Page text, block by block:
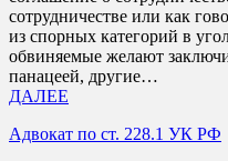
сотрудничестве или как
из спорных категорий в
обвиняемые желают
панацеей, другие…
ДАЛЕЕ
Адвокат по ст. 228.1 УК РФ